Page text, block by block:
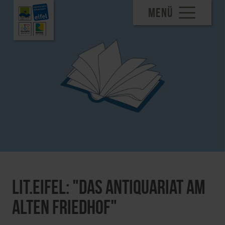
MENÜ
Lit.Eifel: "Das Antiquariat am
alten Friedhof"